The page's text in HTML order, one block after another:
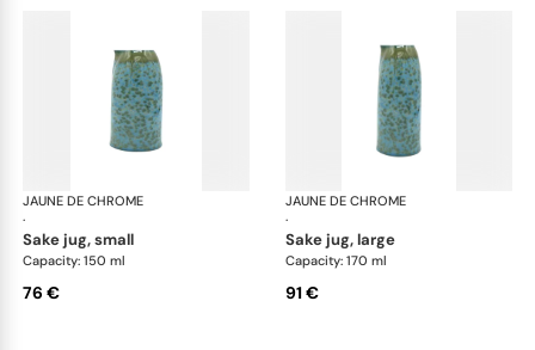
JAUNE DE CHROME
·
Nymphéa
sake jug, small
Capacity: 150 ml
76 €
JAUNE DE CHROME
·
sake jug, large
Capacity: 170 ml
91 €